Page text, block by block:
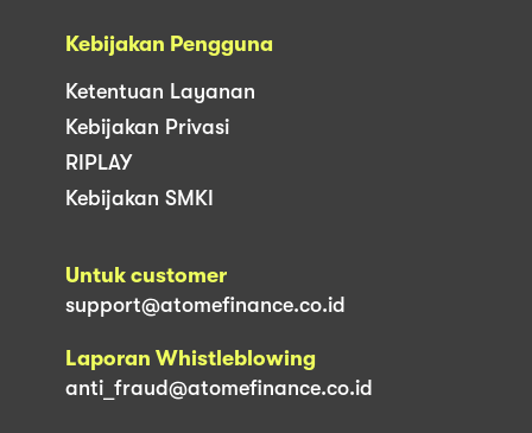
Kebijakan Pengguna
Ketentuan Layanan
Kebijakan Privasi
RIPLAY
Kebijakan SMKI
Untuk customer
support@atomefinance.co.id
Laporan Whistleblowing
anti_fraud@atomefinance.co.id